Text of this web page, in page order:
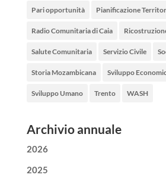
Pari opportunità Pianificazione
Radio Comunitaria di Caia
Salute Comunitaria Servizio Civile
Storia Mozambicana Sviluppo
Sviluppo Umano Trento WASH
Archivio annuale
2026
2025